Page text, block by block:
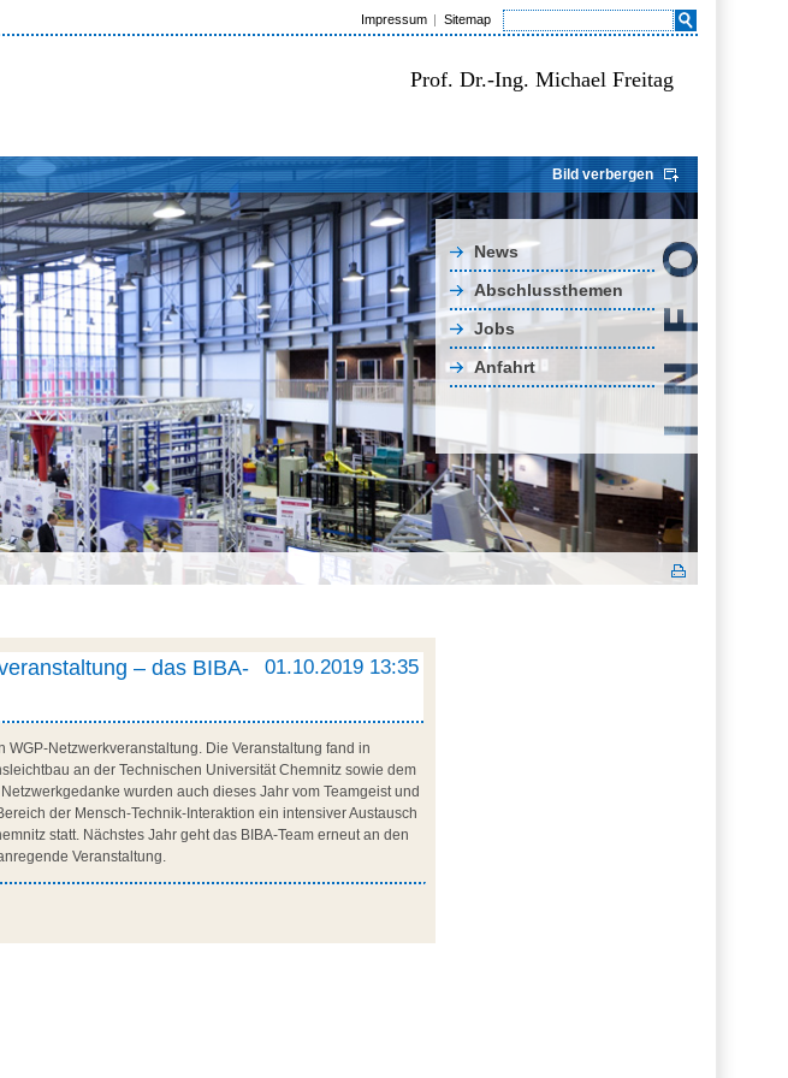
Impressum Sitemap
Prof. Dr.-Ing. Michael Freitag
Bild verbergen
News
Abschlussthemen
Jobs
Anfahrt
01.10.2019 13:35
– das BIBA-
Netzwerkveranstaltung. Die Veranstaltung fand in
an der Technischen Universität Chemnitz sowie dem
wurden auch dieses Jahr vom Teamgeist und
der Mensch-Technik-Interaktion ein intensiver Austausch
statt. Nächstes Jahr geht das BIBA-Team erneut an den
Veranstaltung.